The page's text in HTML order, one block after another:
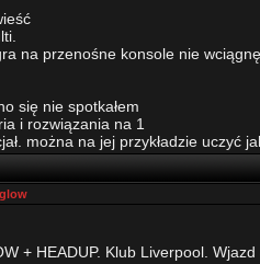
na przenośne konsole nie
się nie spotkałem
i rozwiązania na 1
można na jej przykładzie uczyć
+ HEADUP. Klub Liverpool. Wjazd